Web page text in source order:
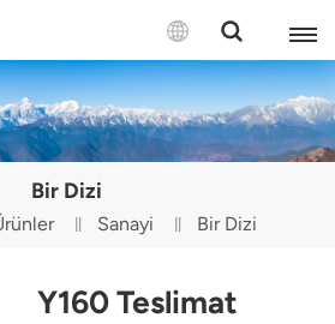
Bir Dizi
Sanayi Bir Dizi
Y160 Teslimat